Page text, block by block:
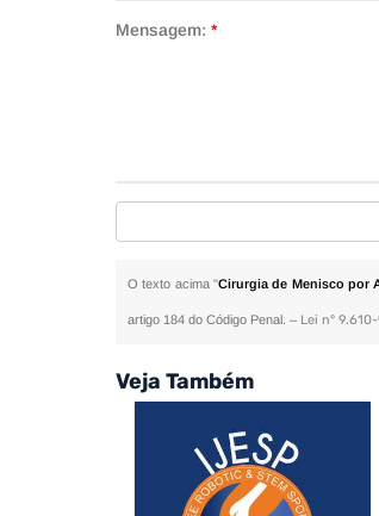
Mensagem:*
O texto acima "Cirurgia de Menisco por
artigo 184 do Código Penal. – Lei n°
Veja Também